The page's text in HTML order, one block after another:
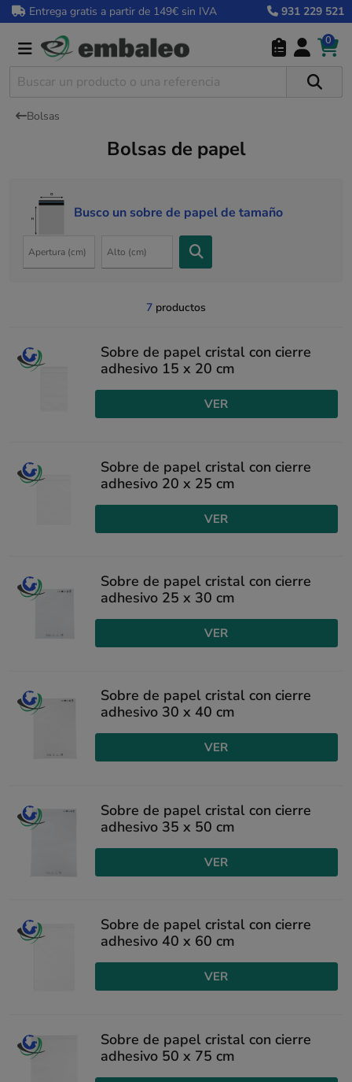
Entrega gratis a partir de 149€ sin IVA 931 229 521
0
Bolsas
Bolsas de papel
Busco un sobre de papel de tamaño
7 productos
Sobre de papel cristal con cierre
adhesivo 15 x 20 cm
VER
Sobre de papel cristal con cierre
adhesivo 20 x 25 cm
VER
Sobre de papel cristal con cierre
adhesivo 25 x 30 cm
VER
Sobre de papel cristal con cierre
adhesivo 30 x 40 cm
VER
Sobre de papel cristal con cierre
adhesivo 35 x 50 cm
VER
Sobre de papel cristal con cierre
adhesivo 40 x 60 cm
VER
Sobre de papel cristal con cierre
adhesivo 50 x 75 cm